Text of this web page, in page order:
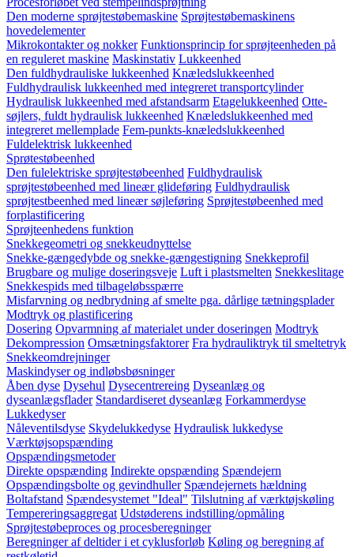
Den moderne sprøjtestøbemaskine Sprøjtestøbemaskinens
hovedelementer
Mikrokontakter og nokker Funktionsprincip for sprøjteenheden på
en reguleret maskine Maskinstativ Lukkeenhed
Den fuldhydrauliske lukkeenhed Knæledslukkeenhed
Fuldhydraulisk lukkeenhed med integreret transportcylinder
Hydraulisk lukkeenhed med afstandsarm Etagelukkeenhed Otte-
søjlers, fuldt hydraulisk lukkeenhed Knæledslukkeenhed med
integreret mellemplade Fem-punkts-knæledslukkeenhed
Fuldelektrisk lukkeenhed
Sprøtestøbeenhed
Den fulelektriske sprøjtestøbeenhed Fuldhydraulisk
sprøjtestøbeenhed med lineær glideføring Fuldhydraulisk
sprøjtestbeenhed med lineær søjleføring Sprøjtestøbeenhed med
forplastificering
Sprøjteenhedens funktion
Snekkegeometri og snekkeudnyttelse
Snekke-gængedybde og snekke-gængestigning Snekkeprofil
Brugbare og mulige doseringsveje Luft i plastsmelten Snekkeslitage
Snekkespids med tilbageløbsspærre
Misfarvning og nedbrydning af smelte pga. dårlige tætningsplader
Modtryk og plastificering
Dosering Opvarmning af materialet under doseringen Modtryk
Dekompression Omsætningsfaktorer Fra hydrauliktryk til smeltetryk
Snekkeomdrejninger
Maskindyser og indløbsbøsninger
Åben dyse Dysehul Dysecentrereing Dyseanlæg og
dyseanlægsflader Standardiseret dyseanlæg Forkammerdyse
Lukkedyser
Nåleventilsdyse Skydelukkedyse Hydraulisk lukkedyse
Værktøjsopspænding
Opspændingsmetoder
Direkte opspænding Indirekte opspænding Spændejern
Opspændingsbolte og gevindhuller Spændejernets hældning
Boltafstand Spændesystemet "Ideal" Tilslutning af værktøjskøling
Tempereringsaggregat Udstøderens indstilling/opmåling
Sprøjtestøbeproces og procesberegninger
Beregninger af deltider i et cyklusforløb Køling og beregning af